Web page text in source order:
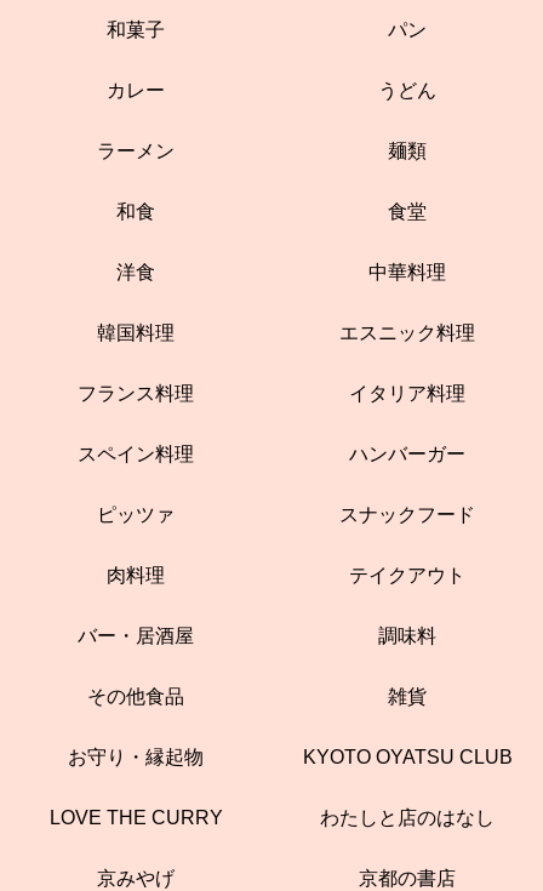
和菓子 パン
カレー うどん
ラーメン 麺類
和食 食堂
洋食 中華料理
韓国料理 エスニック料理
フランス料理 イタリア料理
スペイン料理 ハンバーガー
ピッツァ スナックフード
肉料理 テイクアウト
バー・居酒屋 調味料
その他食品 雑貨
お守り・縁起物 KYOTO OYATSU CLUB
LOVE THE CURRY わたしと店のはなし
京みやげ 京都の書店